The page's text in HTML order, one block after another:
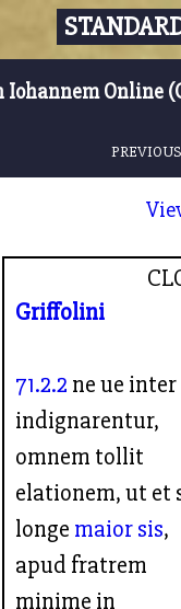
Online
Griffolini
71.2.2 ne ue inter
indignarentur,
omnem tollit
elationem, ut et
longe maior sis,
apud fratrem
minime in